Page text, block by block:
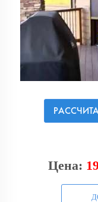
Цена: